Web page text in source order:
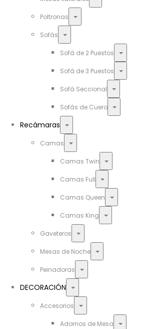
Poltronas Toggle
Sofás Toggle
Sofá de 2 Puestos Toggle
Sofá de 3 Puestos Toggle
Sofá Seccional Toggle
Sofás de Cuero
Toggle
Recámaras
Toggle
Camas Toggle
Camas Twin Toggle
Camas Full Toggle
Camas Queen Toggle
Camas King Toggle
Gaveteros Toggle
Mesas de Noche Toggle
Peinadoras
Toggle
DECORACIÓN
Toggle
Accesorios Toggle
Adornos de Mesa Toggle